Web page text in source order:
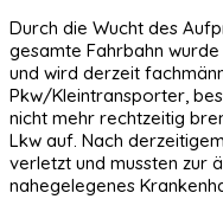
Durch die Wucht des
gesamte Fahrbahn
und wird derzeit
Pkw/Kleintransporter,
nicht mehr rechtzeitig
Lkw auf. Nach
verletzt und mussten zur
nahegelegenes